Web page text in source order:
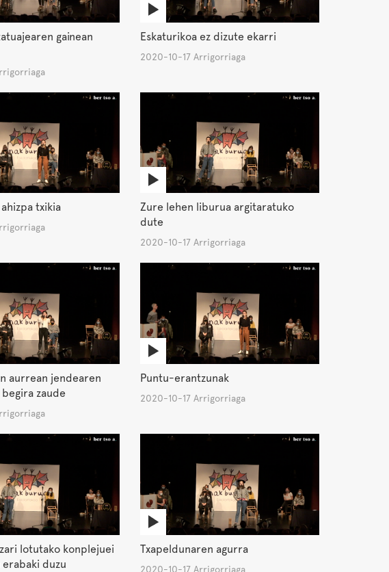
gainean
Eskaturikoa ez dizute ekarri
2020-10-17 Arrigorriaga
txikia
Zure lehen liburua argitaratuko
dute
2020-10-17 Arrigorriaga
aurrean jendearen
zaude
Puntu-erantzunak
2020-10-17 Arrigorriaga
lotutako konplejuei
duzu
Txapeldunaren agurra
2020-10-17 Arrigorriaga